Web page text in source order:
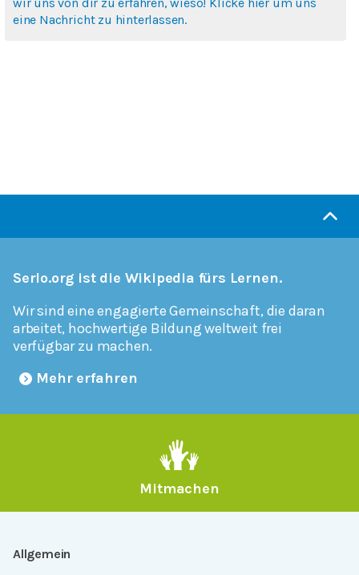
eine Nachricht zu hinterlassen.
Serlo.org ist die Wikipedia fürs Lernen.
Wir sind eine engagierte Gemeinschaft, die daran
arbeitet, hochwertige Bildung weltweit frei
verfügbar zu machen.
Mehr erfahren
Mitmachen
Allgemein